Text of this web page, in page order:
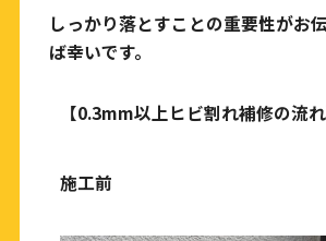
しっかり落とすことの重要性がお
ば幸いです。
【0.3mm以上ヒビ割れ補修の流れ
施工前